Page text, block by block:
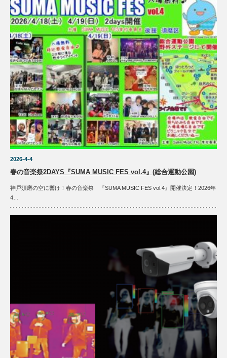
2026-4-4
春の音楽祭2DAYS『SUMA MUSIC FES vol.4』(総合運動公園)
神戸須磨の空に響け！春の音楽祭 『SUMA MUSIC FES vol.4』開催決定！2026年
4…